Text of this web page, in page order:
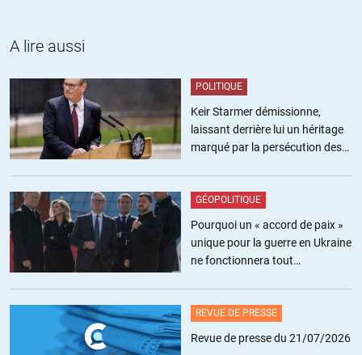
A lire aussi
POLITIQUE
Keir Starmer démissionne,
laissant derrière lui un héritage
marqué par la persécution des
GÉOPOLITIQUE
Pourquoi un « accord de paix »
unique pour la guerre en Ukraine
ne fonctionnera tout
REVUE DE PRESSE
Revue de presse du 21/07/2026